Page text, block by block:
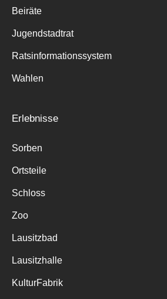
Beiräte
Jugendstadtrat
Ratsinformationssystem
Wahlen
Erlebnisse
Sorben
Ortsteile
Schloss
Zoo
Lausitzbad
Lausitzhalle
KulturFabrik